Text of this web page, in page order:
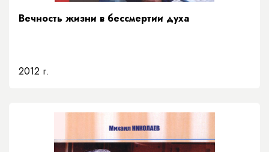
Вечность жизни в бессмертии духа
2012 г.